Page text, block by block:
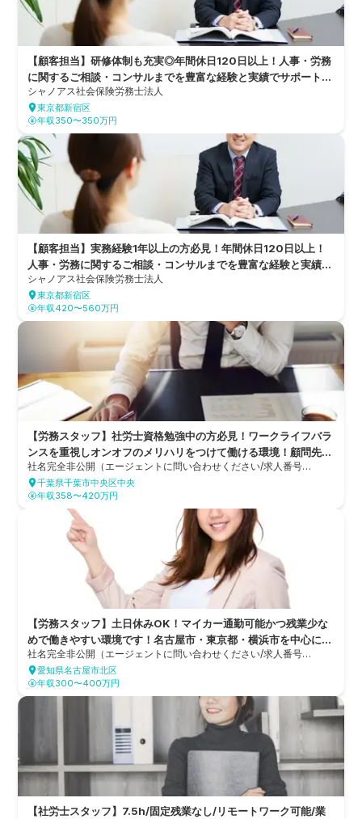
【顧客担当】研修体制も充実◎年間休日120日以上！人事・労務
に関するご相談・コンサルまでを豊富な経験と実績でサポートす
る社労士法人
シャノアス社会保険労務士法人
東京都新宿区
年収350〜350万円
【顧客担当】実務経験1年以上の方必見！年間休日120日以上！
人事・労務に関するご相談・コンサルまでを豊富な経験と実績で
サポートする社労士法人
シャノアス社会保険労務士法人
東京都新宿区
年収420〜560万円
【労務スタッフ】社労士資格勉強中の方必見！ワークライフバラ
ンスを重視しオンオフのメリハリをつけて働ける環境！顧問先は
340社越えで右肩上がりに増加中の千葉県最大規模の社会保険労
務士法人
社名完全非公開（エージェントに問い合わせください/求人番号
23552）
千葉県千葉市中央区中央
年収358〜420万円
【労務スタッフ】土日休みOK！マイカー通勤可能かつ残業少な
めで働きやすい環境です！名古屋市・東京都・横浜市を中心に19
施設・54事業を運営している社会福祉法人
社名完全非公開（エージェントに問い合わせください/求人番号
23361）
愛知県名古屋市北区
年収300〜400万円
【社労士スタッフ】7.5h/固定残業なし/リモートワーク可能/業